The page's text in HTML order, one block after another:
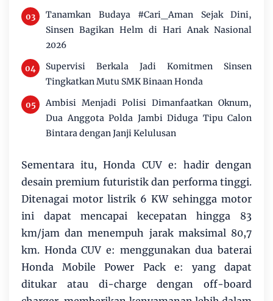
Tanamkan Budaya #Cari_Aman Sejak Dini,
Sinsen Bagikan Helm di Hari Anak Nasional
2026
Supervisi Berkala Jadi Komitmen Sinsen
Tingkatkan Mutu SMK Binaan Honda
Ambisi Menjadi Polisi Dimanfaatkan Oknum,
Dua Anggota Polda Jambi Diduga Tipu Calon
Bintara dengan Janji Kelulusan
Sementara itu, Honda CUV e: hadir dengan
desain premium futuristik dan performa tinggi.
Ditenagai motor listrik 6 KW sehingga motor
ini dapat mencapai kecepatan hingga 83
km/jam dan menempuh jarak maksimal 80,7
km. Honda CUV e: menggunakan dua baterai
Honda Mobile Power Pack e: yang dapat
ditukar atau di-charge dengan off-board